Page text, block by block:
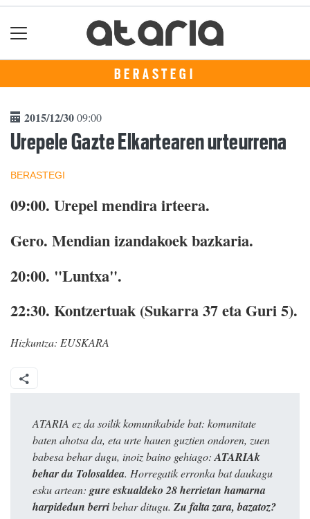
BERASTEGI
2015/12/3009:00
Urepele Gazte Elkartearen urteurrena
BERASTEGI
09:00. Urepel mendira irteera.
Gero. Mendian izandakoek bazkaria.
20:00. "Luntxa".
22:30. Kontzertuak (Sukarra 37 eta Guri 5).
Hizkuntza: EUSKARA
ATARIA ez da soilik komunikabide bat: komunitate
baten ahotsa da, eta urte hauen guztien ondoren, zuen
babesa behar dugu, inoiz baino gehiago: ATARIAk
behar du Tolosaldea. Horregatik erronka bat daukagu
esku artean: gure eskualdeko 28 herrietan hamarna
harpidedun berribehar ditugu. Zu falta zara, bazatoz?